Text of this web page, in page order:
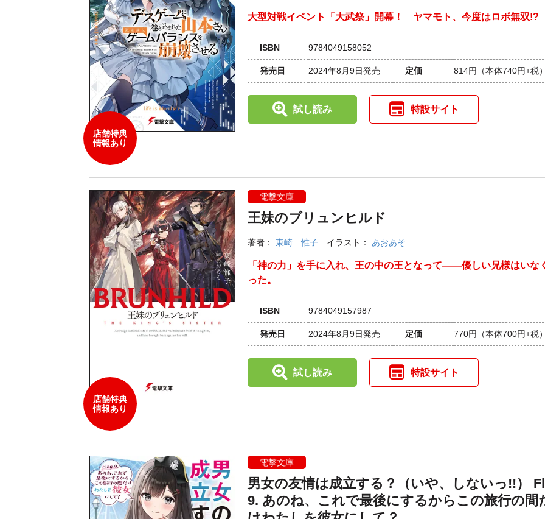
店舗特典
情報あり
大型対戦イベント「大武祭」開幕！ ヤマモト、今度はロボ無双!?
ISBN 9784049158052
発売日 2024年8月9日発売 定価 814円 （本体740円+税
試し読み 特設サイト
店舗特典
情報あり
電撃文庫
王妹のブリュンヒルド
著者： 東崎 惟子 イラスト： あおあそ
「神の力」を手に入れ、王の中の王となって――優しい兄様はいな
った。
ISBN 9784049157987
発売日 2024年8月9日発売 定価 770円 （本体700円+税
試し読み 特設サイト
電撃文庫
男女の友情は成立する？（いや、しないっ!!）
9. あのね、これで最後にするからこの旅行の間